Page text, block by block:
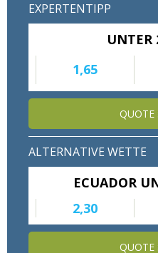
EXPERTENTIPP
UNTER
1,65
QUOTE
ALTERNATIVE WETTE
ECUADOR
2,30
QUOTE